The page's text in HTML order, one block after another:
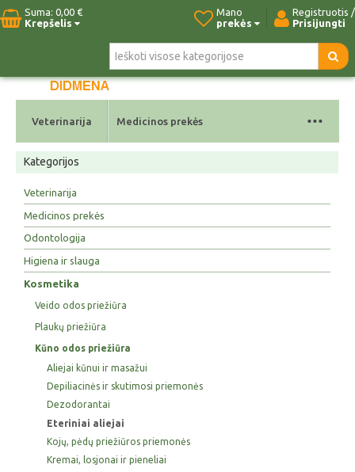
Suma: 0,00 €
Krepšelis
Registruotis /
Prisijungti
Mano
prekės
Pradžia Naujos prekės Kontaktai
Veterinarija Medicinos prekės ...
Kategorijos
Veterinarija
Medicinos prekės
Odontologija
Higiena ir slauga
Kosmetika
Veido odos priežiūra
Plaukų priežiūra
Kūno odos priežiūra
Aliejai kūnui ir masažui
Depiliacinės ir skutimosi priemonės
Dezodorantai
Eteriniai aliejai
Kojų, pėdų priežiūros priemonės
Kremai, losjonai ir pieneliai